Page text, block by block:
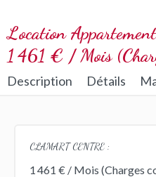
Location
1 461 € / Mois
Description Détails
CLAMART CENTRE :
1 461 € / Mois (Charges